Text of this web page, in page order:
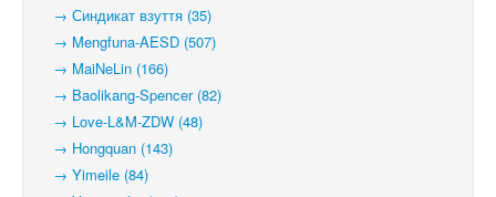
→ Синдикат взуття (35)
→ Mengfuna-AESD (507)
→ MaiNeLin (166)
→ Baolikang-Spencer (82)
→ Love-L&M-ZDW (48)
→ Hongquan (143)
→ Yimeile (84)